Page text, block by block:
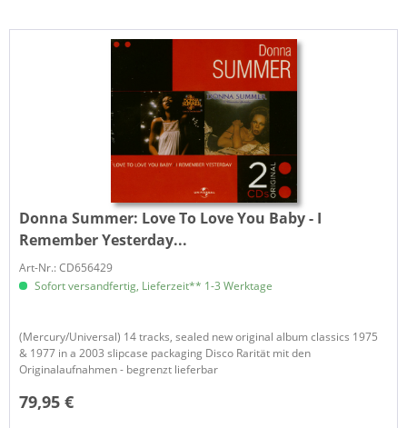
Donna Summer: Love To Love You Baby - I
Remember Yesterday...
Art-Nr.: CD656429
Sofort versandfertig, Lieferzeit** 1-3 Werktage
(Mercury/Universal) 14 tracks, sealed new original album classics 1975
& 1977 in a 2003 slipcase packaging Disco Rarität mit den
Originalaufnahmen - begrenzt lieferbar
79,95 €